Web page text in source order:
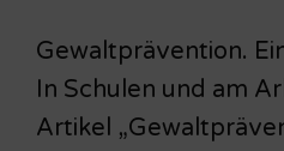
Gewaltprävention.
In Schulen und am
Artikel